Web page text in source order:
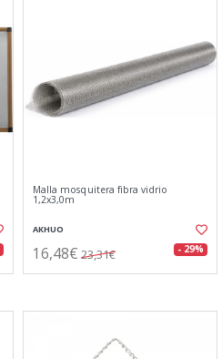
Malla mosquitera fibra vidrio
1,2x3,0m
AKHUO
16,48€ 23,31€ - 29%